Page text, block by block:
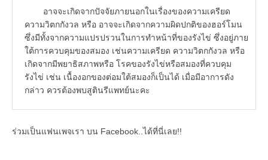
อาจจะเกิดจากปัจจัยภายนอกในเรื่องของความเครียด
ความวิตกกังวล หรือ อาจจะเกิดจากความผิดปกติของฮอร์โมน
ซึ่งมีทั้งจากความแปรปรวนในการทำหน้าที่ของรังไข่ ซึ่งอยู่ภาย
ใต้การควบคุมของสมอง เช่นความเครียด ความวิตกกังวล หรือ
เกิดจากมีพยาธิสภาพหรือ โรคของรังไข่หรือสมองที่ควบคุม
รังไข่ เช่น เนื้องอกของต่อมใต้สมองก็เป็นได้ เมื่อมีอาการดัง
กล่าว ควรต้องพบสูตินรีแพทย์นะคะ
ร่วมเป็นแฟนเพจเรา บน Facebook..ได้ที่นี่เลย!!